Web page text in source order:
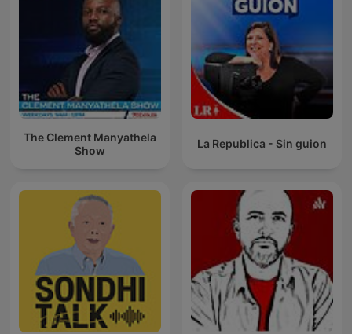
The Clement Manyathela
Show
La Republica - Sin guion